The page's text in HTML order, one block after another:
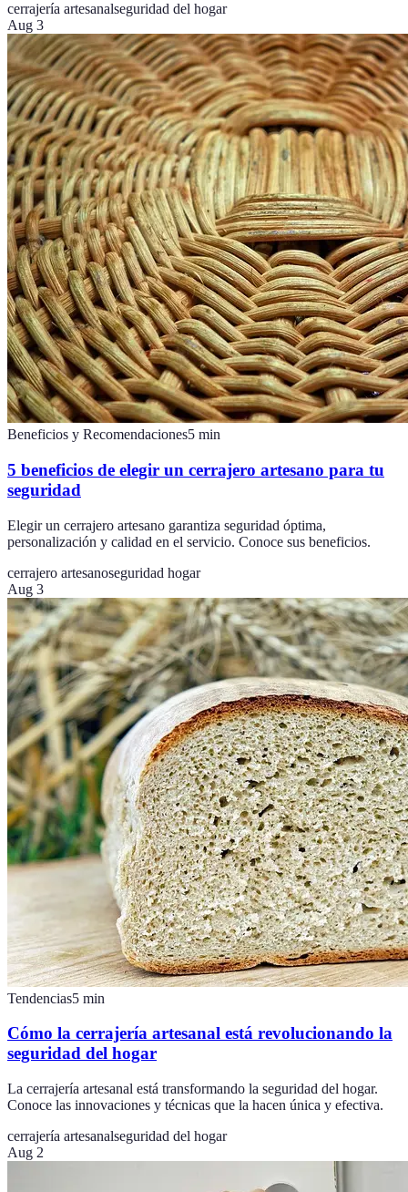
cerrajería artesanalseguridad del hogar
Aug 3
Beneficios y Recomendaciones5 min
5 beneficios de elegir un cerrajero artesano para tu
seguridad
Elegir un cerrajero artesano garantiza seguridad óptima,
personalización y calidad en el servicio. Conoce sus beneficios.
cerrajero artesanoseguridad hogar
Aug 3
Tendencias5 min
Cómo la cerrajería artesanal está revolucionando la
seguridad del hogar
La cerrajería artesanal está transformando la seguridad del hogar.
Conoce las innovaciones y técnicas que la hacen única y efectiva.
cerrajería artesanalseguridad del hogar
Aug 2